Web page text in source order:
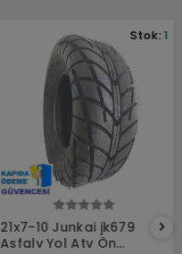
21x7-10 Junkai jk679
Asfaly Yol Atv Ön
Stok:1